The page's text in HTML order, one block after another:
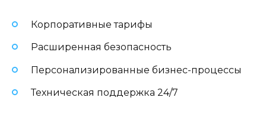
Корпоративные тарифы
Расширенная безопасность
Персонализированные бизнес-процессы
Техническая поддержка 24/7